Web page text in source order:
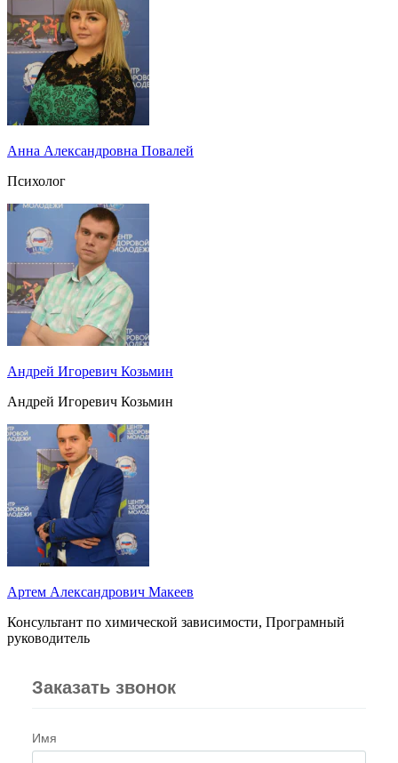
Анна Александровна Повалей
Психолог
Андрей Игоревич Козьмин
Андрей Игоревич Козьмин
Артем Александрович Макеев
Консультант по химической зависимости, Програмный
руководитель